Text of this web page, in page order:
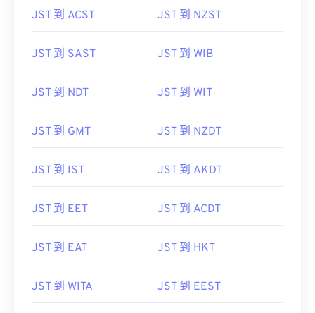
JST 到 ACST JST 到 NZST
JST 到 SAST JST 到 WIB
JST 到 NDT JST 到 WIT
JST 到 GMT JST 到 NZDT
JST 到 IST JST 到 AKDT
JST 到 EET JST 到 ACDT
JST 到 EAT JST 到 HKT
JST 到 WITA JST 到 EEST